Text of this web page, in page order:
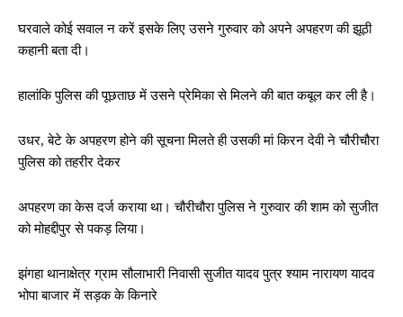
घरवाले कोई सवाल न करें इसके लिए उसने गुरुवार को अपने अपहरण की झूठी
कहानी बता दी।
हालांकि पुलिस की पूछताछ में उसने प्रेमिका से मिलने की बात कबूल कर ली है।
उधर, बेटे के अपहरण होने की सूचना मिलते ही उसकी मां किरन देवी ने चौरीचौरा
पुलिस को तहरीर देकर
अपहरण का केस दर्ज कराया था। चौरीचौरा पुलिस ने गुरुवार की शाम को सुजीत
को मोहद्दीपुर से पकड़ लिया।
झंगहा थानाक्षेत्र ग्राम सौलाभारी निवासी सुजीत यादव पुत्र श्याम नारायण यादव
भोपा बाजार में सड़क के किनारे